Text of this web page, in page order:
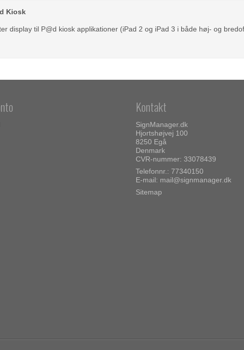
Kiosk
display til P@d kiosk applikationer (iPad 2 og iPad 3 i både høj- og
Kontakt
SignManager.dk
Hjortshøjvej 100
8250 Egå
Denmark
CVR-nummer: 33078439
Telefonnr.: 77340150
E-mail: mail@signmanager.dk
Sitemap